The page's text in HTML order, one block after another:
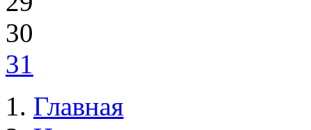
30
31
Главная